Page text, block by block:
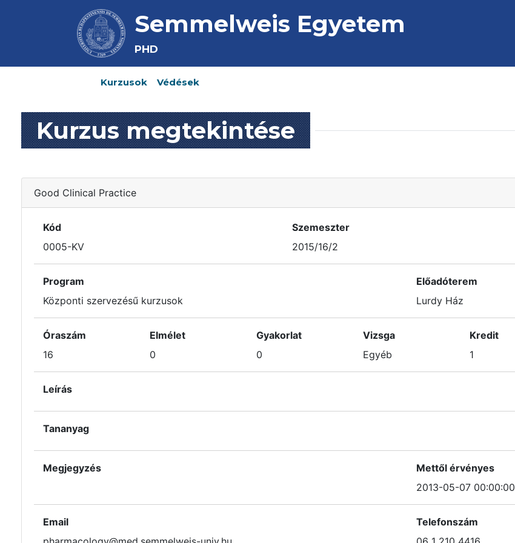
Semmelweis Egyetem
PHD
Kurzusok Védések
Kurzus megtekintése
Good Clinical Practice
Kód
0005-KV
Szemeszter
2015/16/2
Program
Központi szervezésű kurzusok
Előadóterem
Lurdy Ház
Óraszám
16
Elmélet
0
Gyakorlat
0
Vizsga
Egyéb
Kredit
1
Leírás
Tananyag
Megjegyzés
Mettől érvényes
2013-05-07 00:00:00
Email
Telefonszám